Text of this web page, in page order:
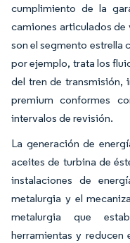
cumplimiento de la
camiones articulados de
son el segmento estrella
por ejemplo, trata los
del tren de transmisión,
premium conformes
intervalos de revisión.
La generación de
aceites de turbina de
instalaciones de
metalurgia y el
metalurgia que
herramientas y